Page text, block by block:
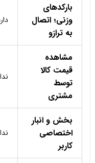
بارکدهای
وزنی؛ اتصال
به ترازو
مشاهده
قیمت کالا
توسط
مشتری
بخش و انبار
اختصاصی
کاربر